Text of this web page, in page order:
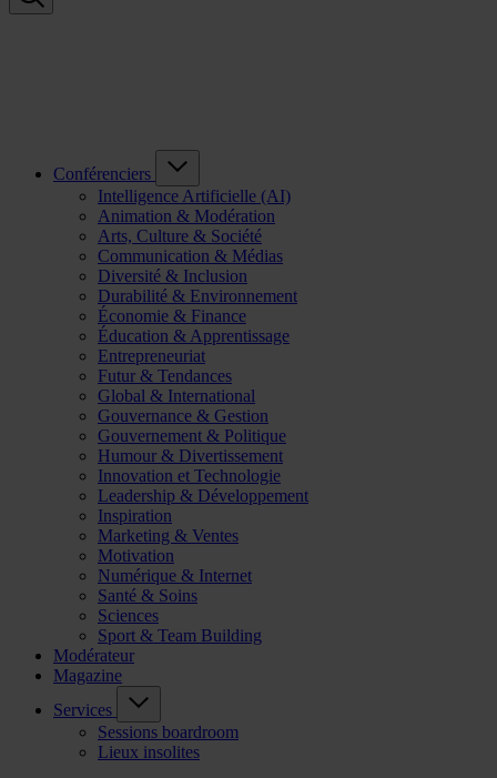
Conférenciers
Intelligence Artificielle (AI)
Animation & Modération
Arts, Culture & Société
Communication & Médias
Diversité & Inclusion
Durabilité & Environnement
Économie & Finance
Éducation & Apprentissage
Entrepreneuriat
Futur & Tendances
Global & International
Gouvernance & Gestion
Gouvernement & Politique
Humour & Divertissement
Innovation et Technologie
Leadership & Développement
Inspiration
Marketing & Ventes
Motivation
Numérique & Internet
Santé & Soins
Sciences
Sport & Team Building
Modérateur
Magazine
Services
Sessions boardroom
Lieux insolites